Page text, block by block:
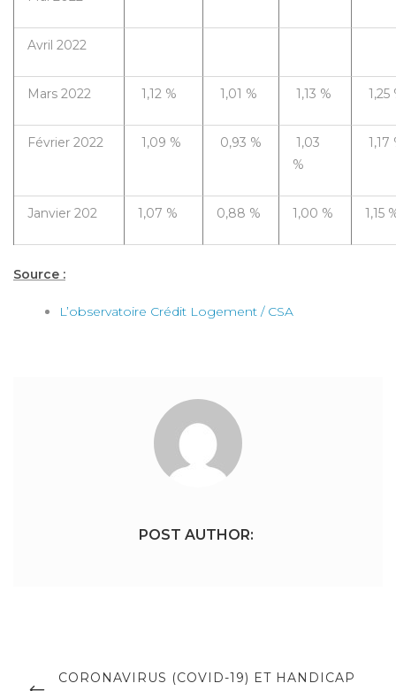
Avril 2022
Mars 2022 1,12 % 1,01 % 1,13 %
Février 2022 1,09 % 0,93 %
1,03
%
Janvier 202 1,07 % 0,88 % 1,00 % 1,15
Source :
L’observatoire Crédit Logement / CSA
POST AUTHOR:
PREVIOUS
CORONAVIRUS (COVID-19) ET HANDICAP